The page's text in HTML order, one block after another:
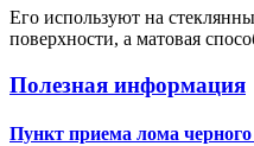
Его используют на
поверхности, а матовая
Полезная информация
Пункт приема лома